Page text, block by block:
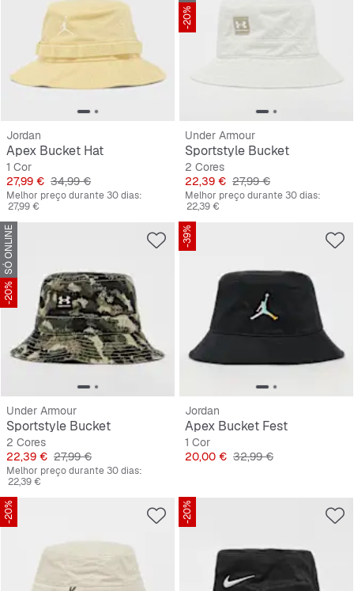
Jordan
Apex Bucket Hat
1 Cor
Preço
27,99 € Preço original
34,99 €
Melhor preço durante 30 dias:
27,99 €
-20%
Under Armour
Sportstyle Bucket
2 Cores
Preço
22,39 € Preço original
27,99 €
Melhor preço durante 30 dias:
22,39 €
SÓ ONLINE
-20%
Under Armour
Sportstyle Bucket
2 Cores
Preço
22,39 € Preço original
27,99 €
Melhor preço durante 30 dias:
22,39 €
-39%
Jordan
Apex Bucket Fest
1 Cor
Preço
20,00 € Preço original
32,99 €
-20% -20%